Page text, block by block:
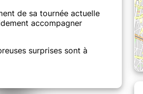
de sa tournée actuelle
accompagner
surprises sont à